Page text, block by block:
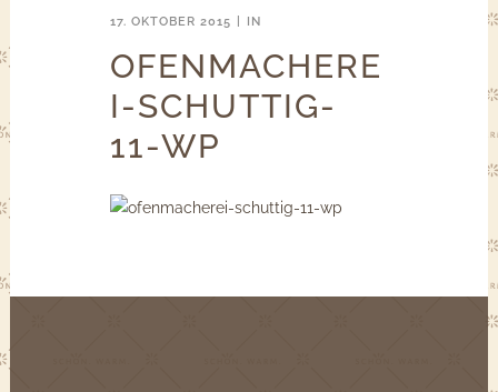
17. OKTOBER 2015 IN
OFENMACHERE
I-SCHUTTIG-
11-WP